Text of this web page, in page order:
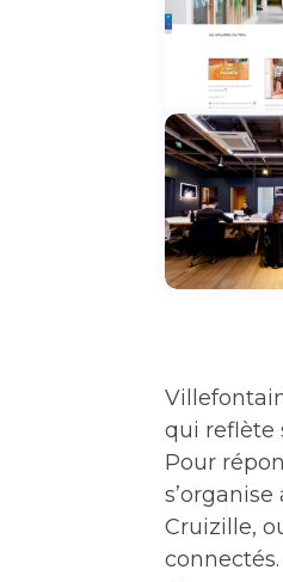
qui reflète
Pour
Cruizille,